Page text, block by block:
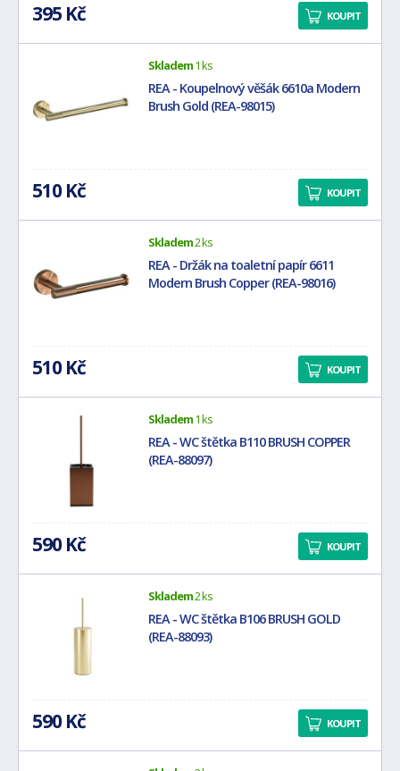
395 Kč KOUPIT
Skladem1 ks
REA - Koupelnový věšák 6610a Modern
Brush Gold (REA-98015)
510 Kč KOUPIT
Skladem2 ks
REA - Držák na toaletní papír 6611
Modern Brush Copper (REA-98016)
510 Kč KOUPIT
Skladem1 ks
REA - WC štětka B110 BRUSH COPPER
(REA-88097)
590 Kč KOUPIT
Skladem2 ks
REA - WC štětka B106 BRUSH GOLD
(REA-88093)
590 Kč KOUPIT